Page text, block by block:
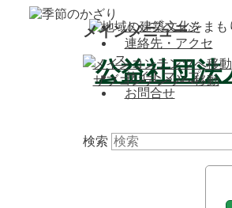
検索
メインメニュー
メインコンテンツへ移動
サブコンテンツへ移動
トップページ
連絡先・アクセ
ス
サイトマップ
お問合せ